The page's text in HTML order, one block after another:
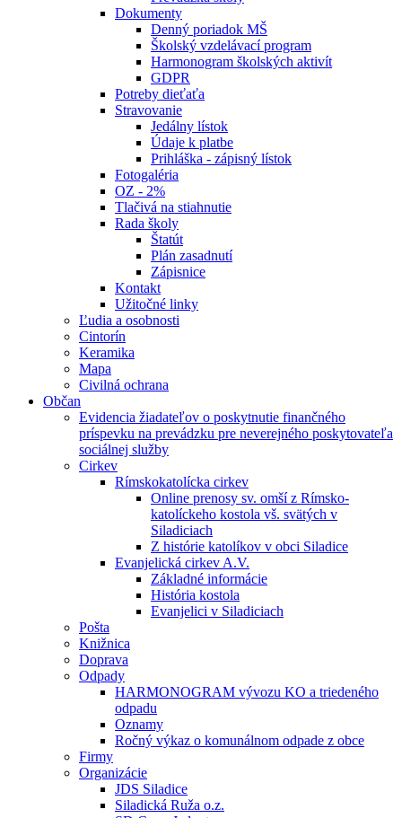
Dokumenty
Denný poriadok MŠ
Školský vzdelávací program
Harmonogram školských aktivít
GDPR
Potreby dieťaťa
Stravovanie
Jedálny lístok
Údaje k platbe
Prihláška - zápisný lístok
Fotogaléria
OZ - 2%
Tlačivá na stiahnutie
Rada školy
Štatút
Plán zasadnutí
Zápisnice
Kontakt
Užitočné linky
Ľudia a osobnosti
Cintorín
Keramika
Mapa
Civilná ochrana
Občan
Evidencia žiadateľov o poskytnutie finančného
príspevku na prevádzku pre neverejného poskytovateľa
sociálnej služby
Cirkev
Rímskokatolícka cirkev
Online prenosy sv. omší z Rímsko-
katolíckeho kostola vš. svätých v
Siladiciach
Z histórie katolíkov v obci Siladice
Evanjelická cirkev A.V.
Základné informácie
História kostola
Evanjelici v Siladiciach
Pošta
Knižnica
Doprava
Odpady
HARMONOGRAM vývozu KO a triedeného
odpadu
Oznamy
Ročný výkaz o komunálnom odpade z obce
Firmy
Organizácie
JDS Siladice
Siladická Ruža o.z.